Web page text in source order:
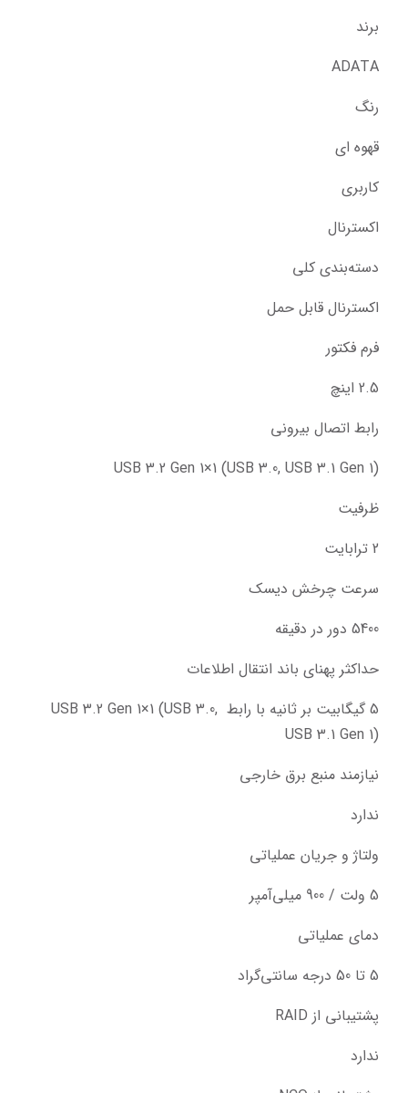
برند
ADATA
رنگ
قهوه ای
کاربری
اکسترنال
دسته‌بندی کلی
اکسترنال قابل حمل
فرم فکتور
2.5 اینچ
رابط اتصال بیرونی
USB 3.2 Gen 1×1 (USB 3.0, USB 3.1 Gen 1)
ظرفیت
2 ترابایت
سرعت چرخش دیسک
5400 دور در دقیقه
حداکثر پهنای باند انتقال اطلاعات
5 گیگابیت بر ثانیه با رابط USB 3.2 Gen 1×1 (USB 3.0,
USB 3.1 Gen 1)
نیازمند منبع برق خارجی
ندارد
ولتاژ و جریان عملیاتی
5 ولت / 900 میلی‌آمپر
دمای عملیاتی
5 تا 50 درجه سانتی‌گراد
پشتیبانی از RAID
ندارد